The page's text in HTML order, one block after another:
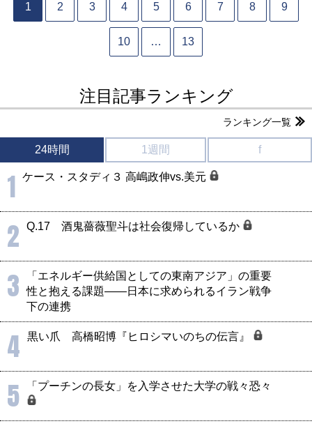
1 2 3 4 5 6 7 8 9
10 … 13
注目記事ランキング
ランキング一覧
24時間 1週間 f
1 ケース・スタディ３ 高嶋政伸vs.美元
2 Q.17 酒鬼薔薇聖斗は社会復帰しているか
3
「エネルギー供給国としての東南アジア」の重要
性と抱える課題――日本に求められるイラン戦争
下の連携
4 黒い爪 高橋昭博『ヒロシマいのちの伝言』
5 「プーチンの長女」を入学させた大学の戦々恐々